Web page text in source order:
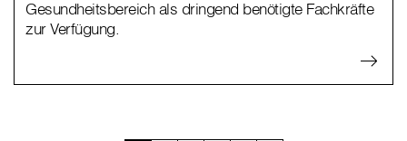
Gesundheitsbereich als dringend benötigte Fachkräfte
zur Verfügung.